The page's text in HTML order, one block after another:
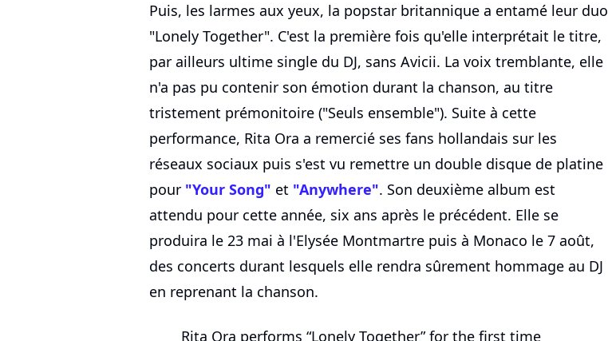
Puis, les larmes aux yeux, la popstar britannique a entamé leur duo
"Lonely Together". C'est la première fois qu'elle interprétait le titre,
par ailleurs ultime single du DJ, sans Avicii. La voix tremblante, elle
n'a pas pu contenir son émotion durant la chanson, au titre
tristement prémonitoire ("Seuls ensemble"). Suite à cette
performance, Rita Ora a remercié ses fans hollandais sur les
réseaux sociaux puis s'est vu remettre un double disque de platine
pour "Your Song" et "Anywhere". Son deuxième album est
attendu pour cette année, six ans après le précédent. Elle se
produira le 23 mai à l'Elysée Montmartre puis à Monaco le 7 août,
des concerts durant lesquels elle rendra sûrement hommage au DJ
en reprenant la chanson.
Rita Ora performs “Lonely Together” for the first time